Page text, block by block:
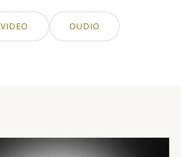
VIDEO OUDIO